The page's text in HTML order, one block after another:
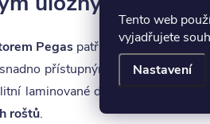
Tento web
vyjadřujete
Nastavení
Pegas patří mezi kvalitní a
přístupným úložným
laminované desky s
roštů.